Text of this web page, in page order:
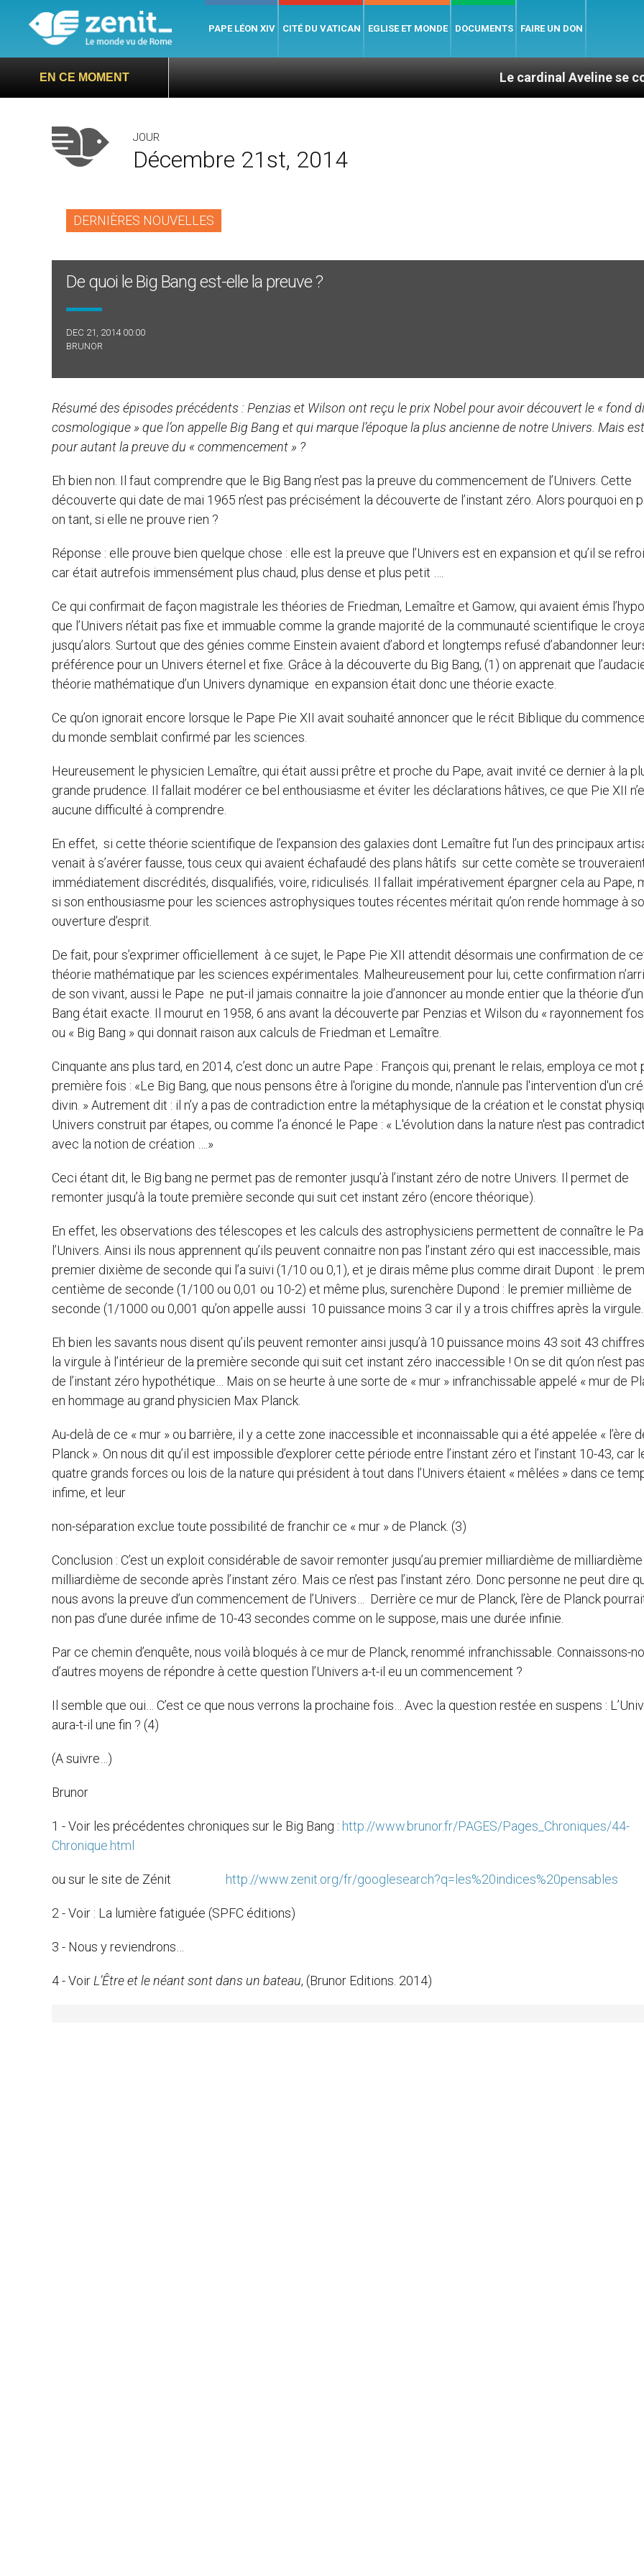
PAPE LÉON XIV CITÉ DU VATICAN EGLISE ET MONDE DOCUMENTS FAIRE UN DON
EN CE MOMENT Le cardinal Aveline se confie :
JOUR
Décembre 21st, 2014
DERNIÈRES NOUVELLES
De quoi le Big Bang est-elle la preuve ?
DEC 21, 2014 00:00
BRUNOR
Résumé des épisodes précédents : Penzias et Wilson ont reçu le prix Nobel pour avoir découvert le « fond
cosmologique » que l’on appelle Big Bang et qui marque l’époque la plus ancienne de notre Univers. Mais
pour autant la preuve du « commencement » ?
Eh bien non. Il faut comprendre que le Big Bang n’est pas la preuve du commencement de l’Univers. Cette
découverte qui date de mai 1965 n’est pas précisément la découverte de l’instant zéro. Alors pourquoi en
on tant, si elle ne prouve rien ?
Réponse : elle prouve bien quelque chose : elle est la preuve que l’Univers est en expansion et qu’il se
car était autrefois immensément plus chaud, plus dense et plus petit ….
Ce qui confirmait de façon magistrale les théories de Friedman, Lemaître et Gamow, qui avaient émis
que l’Univers n’était pas fixe et immuable comme la grande majorité de la communauté scientifique le
jusqu’alors. Surtout que des génies comme Einstein avaient d’abord et longtemps refusé d’abandonner
préférence pour un Univers éternel et fixe. Grâce à la découverte du Big Bang, (1) on apprenait que
théorie mathématique d’un Univers dynamique en expansion était donc une théorie exacte.
Ce qu’on ignorait encore lorsque le Pape Pie XII avait souhaité annoncer que le récit Biblique du
du monde semblait confirmé par les sciences.
Heureusement le physicien Lemaître, qui était aussi prêtre et proche du Pape, avait invité ce dernier à la
grande prudence. Il fallait modérer ce bel enthousiasme et éviter les déclarations hâtives, ce que Pie XII
aucune difficulté à comprendre.
En effet, si cette théorie scientifique de l’expansion des galaxies dont Lemaître fut l’un des principaux
venait à s’avérer fausse, tous ceux qui avaient échafaudé des plans hâtifs sur cette comète se
immédiatement discrédités, disqualifiés, voire, ridiculisés. Il fallait impérativement épargner cela au Pape,
si son enthousiasme pour les sciences astrophysiques toutes récentes méritait qu’on rende hommage à
ouverture d’esprit.
De fait, pour s’exprimer officiellement à ce sujet, le Pape Pie XII attendit désormais une confirmation de
théorie mathématique par les sciences expérimentales. Malheureusement pour lui, cette confirmation
de son vivant, aussi le Pape ne put-il jamais connaitre la joie d’annoncer au monde entier que la théorie
Bang était exacte. Il mourut en 1958, 6 ans avant la découverte par Penzias et Wilson du « rayonnement
ou « Big Bang » qui donnait raison aux calculs de Friedman et Lemaître.
Cinquante ans plus tard, en 2014, c’est donc un autre Pape : François qui, prenant le relais, employa ce mot
première fois : «Le Big Bang, que nous pensons être à l'origine du monde, n'annule pas l'intervention d'un
divin. » Autrement dit : il n’y a pas de contradiction entre la métaphysique de la création et le constat
Univers construit par étapes, ou comme l’a énoncé le Pape : « L'évolution dans la nature n'est pas
avec la notion de création ….»
Ceci étant dit, le Big bang ne permet pas de remonter jusqu’à l’instant zéro de notre Univers. Il permet de
remonter jusqu’à la toute première seconde qui suit cet instant zéro (encore théorique).
En effet, les observations des télescopes et les calculs des astrophysiciens permettent de connaître le
l’Univers. Ainsi ils nous apprennent qu’ils peuvent connaitre non pas l’instant zéro qui est inaccessible, mais
premier dixième de seconde qui l’a suivi (1/10 ou 0,1), et je dirais même plus comme dirait Dupont : le
centième de seconde (1/100 ou 0,01 ou 10-2) et même plus, surenchère Dupond : le premier millième de
seconde (1/1000 ou 0,001 qu’on appelle aussi 10 puissance moins 3 car il y a trois chiffres après la
Eh bien les savants nous disent qu’ils peuvent remonter ainsi jusqu’à 10 puissance moins 43 soit 43
la virgule à l’intérieur de la première seconde qui suit cet instant zéro inaccessible ! On se dit qu’on n’est
de l’instant zéro hypothétique… Mais on se heurte à une sorte de « mur » infranchissable appelé « mur de
en hommage au grand physicien Max Planck.
Au-delà de ce « mur » ou barrière, il y a cette zone inaccessible et inconnaissable qui a été appelée « l’ère
Planck ». On nous dit qu’il est impossible d’explorer cette période entre l’instant zéro et l’instant 10-43, car
quatre grands forces ou lois de la nature qui président à tout dans l’Univers étaient « mêlées » dans ce
infime, et leur
non-séparation exclue toute possibilité de franchir ce « mur » de Planck. (3)
Conclusion : C’est un exploit considérable de savoir remonter jusqu’au premier milliardième de
milliardième de seconde après l’instant zéro. Mais ce n’est pas l’instant zéro. Donc personne ne peut dire
nous avons la preuve d’un commencement de l’Univers… Derrière ce mur de Planck, l’ère de Planck
non pas d’une durée infime de 10-43 secondes comme on le suppose, mais une durée infinie.
Par ce chemin d’enquête, nous voilà bloqués à ce mur de Planck, renommé infranchissable. Connaissons-
d’autres moyens de répondre à cette question l’Univers a-t-il eu un commencement ?
Il semble que oui… C’est ce que nous verrons la prochaine fois… Avec la question restée en suspens :
aura-t-il une fin ? (4)
(A suivre…)
Brunor
1 - Voir les précédentes chroniques sur le Big Bang : http://www.brunor.fr/PAGES/Pages_Chroniques/44-
Chronique.html
ou sur le site de Zénit http://www.zenit.org/fr/googlesearch?q=les%20indices%20pensables
2 - Voir : La lumière fatiguée (SPFC éditions)
3 - Nous y reviendrons…
4 - Voir L’Être et le néant sont dans un bateau, (Brunor Editions. 2014)